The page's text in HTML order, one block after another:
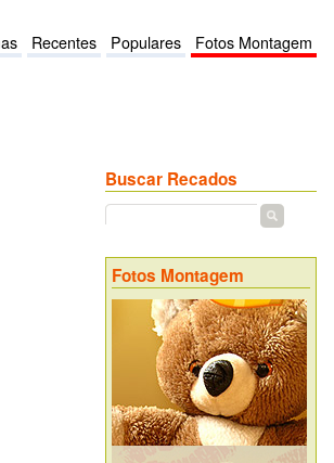
Recentes Populares Fotos Montagem
Buscar Recados
Fotos Montagem